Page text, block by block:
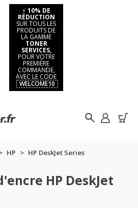
⚡ 10% DE
RÉDUCTION
SUR TOUS LES
PRODUITS DE
LA GAMME
TONER
SERVICES,
POUR VOTRE
PREMIÈRE
COMMANDE,
AVEC LE CODE
WELCOME10
HP
HP DeskJet Series
HP DeskJet